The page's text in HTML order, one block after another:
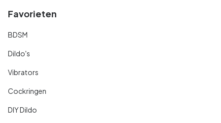
Favorieten
BDSM
Dildo's
Vibrators
Cockringen
DIY Dildo